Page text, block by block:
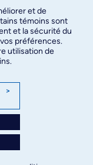
2026. Tous
et de
témoins sont
et la sécurité du
préférences.
utilisation de
>